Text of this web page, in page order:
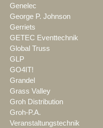
Genelec
George P. Johnson
Gerriets
GETEC Eventtechnik
Global Truss
GLP
GO4IT!
Grandel
Grass Valley
Groh Distribution
Groh-P.A.
Veranstaltungstechnik